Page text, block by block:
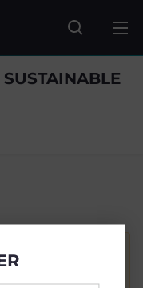
Fonds
passenden